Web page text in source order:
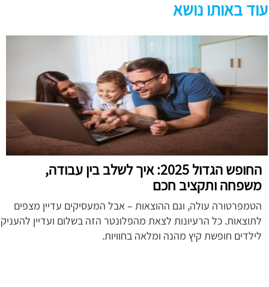
עוד באותו נושא
החופש הגדול 2025: איך לשלב בין עבודה,
משפחה ותקציב חכם
הטמפרטורה עולה, וגם ההוצאות – אבל המעסיקים עדיין מצפים
לתוצאות. כל הרעיונות לצאת מהפלונטר הזה בשלום ועדיין להעניק
לילדים חופשת קיץ מהנה ומלאה בחוויות.